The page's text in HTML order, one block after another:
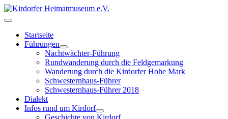
Startseite
Führungen
Nachtwächter-Führung
Rundwanderung durch die Feldgemarkung
Wanderung durch die Kirdorfer Hohe Mark
Schwesternhaus-Führer
Schwesternhaus-Führer 2018
Dialekt
Infos rund um Kirdorf
Geschichte von Kirdorf